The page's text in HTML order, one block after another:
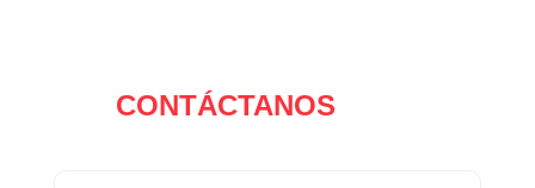
CONTÁCTANOS